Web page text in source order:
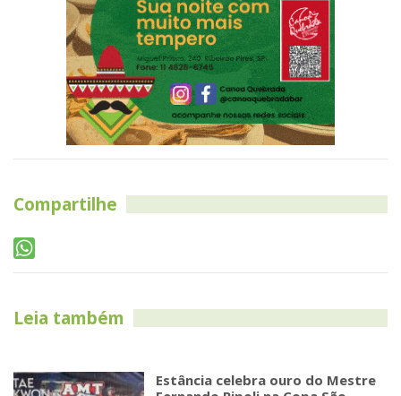
Compartilhe
Leia também
Estância celebra ouro do Mestre